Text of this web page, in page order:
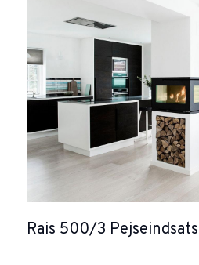
Rais 500/3 Pejseindsats